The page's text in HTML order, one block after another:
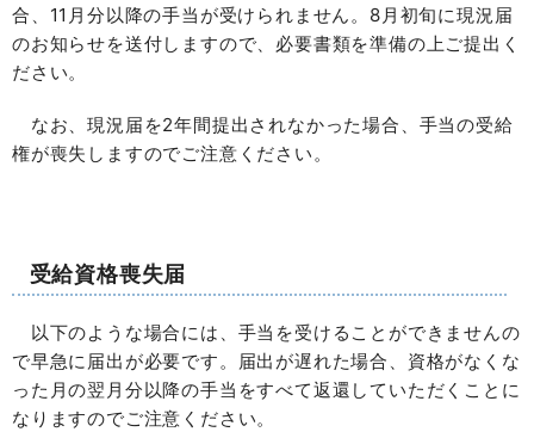
合、11月分以降の手当が受けられません。8月初旬に現況届
のお知らせを送付しますので、必要書類を準備の上ご提出く
ださい。
なお、現況届を2年間提出されなかった場合、手当の受給
権が喪失しますのでご注意ください。
受給資格喪失届
以下のような場合には、手当を受けることができませんの
で早急に届出が必要です。届出が遅れた場合、資格がなくな
った月の翌月分以降の手当をすべて返還していただくことに
なりますのでご注意ください。